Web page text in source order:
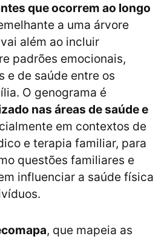
que ocorrem ao longo
a uma árvore
além ao incluir
padrões emocionais,
e de saúde entre os
O genograma é
nas áreas de saúde e
em contextos de
e terapia familiar, para
questões familiares e
influenciar a saúde física
, que mapeia as